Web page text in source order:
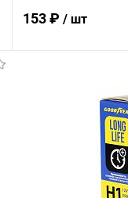
153 ₽ / шт
Купить в 1 клик